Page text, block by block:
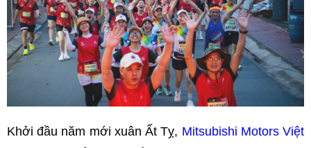
Khởi đầu năm mới xuân Ất Tỵ, Mitsubishi Motors Việt